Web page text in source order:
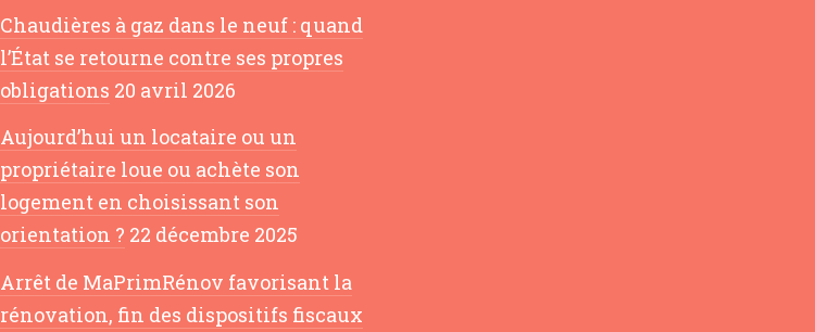
Chaudières à gaz dans le neuf : quand
l’État se retourne contre ses propres
obligations 20 avril 2026
Aujourd’hui un locataire ou un
propriétaire loue ou achète son
logement en choisissant son
orientation ? 22 décembre 2025
Arrêt de MaPrimRénov favorisant la
rénovation, fin des dispositifs fiscaux